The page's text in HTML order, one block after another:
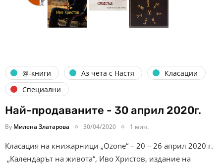
@-книги Аз чета с Настя
Класации
Специални
Най-продаваните - 30 април 2020г.
By Милена Златарова 30/04/2020 1 мин.
Класация на книжарници „Ozone“ – 20 – 26 април 2020 г.
„Календарът на живота“, Иво Христов, издание на